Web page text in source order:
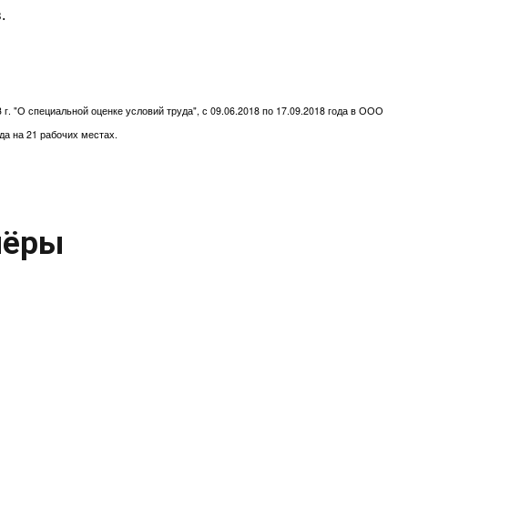
"О специальной оценке условий труда", с 09.06.2018 по 17.09.2018 года в ООО
на 21 рабочих местах.